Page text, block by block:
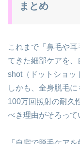
まとめ
これまで「鼻毛や
てきた細部ケアを
shot（ドットショッ
しかも、全身脱毛
100万回照射の耐久
べき理由がそろって